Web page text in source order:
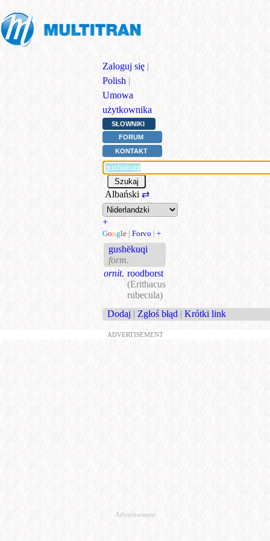
Zaloguj się |
Polish |
Umowa
użytkownika
SŁOWNIKI
FORUM
KONTAKT
Albański ⇄
+
Google | Forvo | +
gushëkuqi
form.
ornit. roodborst
(Erithacus
rubecula)
Dodaj | Zgłoś błąd | Krótki link
ADVERTISEMENT
Advertisement